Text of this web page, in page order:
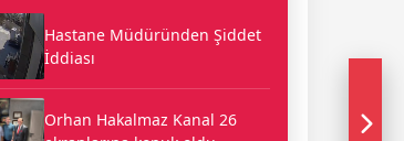
Hastane Müdüründen Şiddet
İddiası
Orhan Hakalmaz Kanal 26